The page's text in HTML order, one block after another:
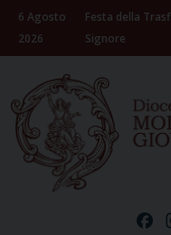
Skip
content
6 Agosto
2026
Festa della
Signore